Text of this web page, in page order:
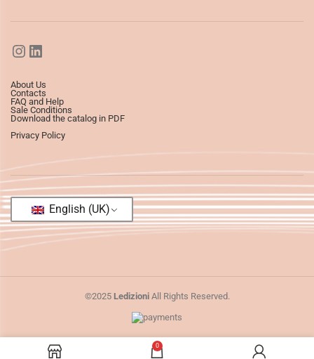
About Us
Contacts
FAQ and Help
Sale Conditions
Download the catalog in PDF
Privacy Policy
English (UK)
©2025 LedizioniAll Rights Reserved.
0